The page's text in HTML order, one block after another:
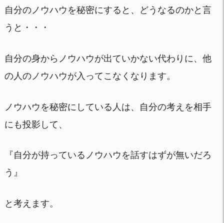
自分のノウハウを秘密にすると、どうなるのかと言
うと・・・
自分の身からノウハウが出ていかない代わりに、他
の人のノウハウが入ってこなくなります。
ノウハウを秘密にしている人は、自分の考えを相手
にも投影して、
『自分が持っているノウハウを話すはずが無いだろ
う』
と考えます。